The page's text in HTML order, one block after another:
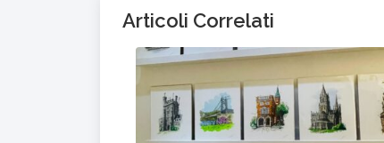
Articoli Correlati